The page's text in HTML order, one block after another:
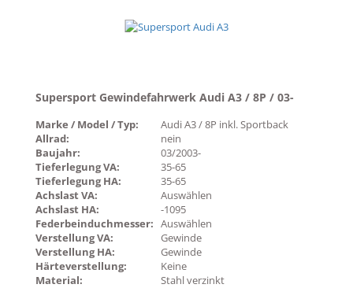
Supersport Gewindefahrwerk Audi A3 / 8P / 03-
Marke / Model / Typ:
Audi A3 / 8P inkl. Sportback
Allrad:
nein
Baujahr:
03/2003-
Tieferlegung VA:
35-65
Tieferlegung HA:
35-65
Achslast VA:
Auswählen
Achslast HA:
-1095
Federbeinduchmesser: Auswählen
Verstellung VA:
Gewinde
Verstellung HA:
Gewinde
Härteverstellung:
Keine
Material:
Stahl verzinkt